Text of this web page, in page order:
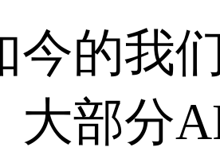
今的我
大部分